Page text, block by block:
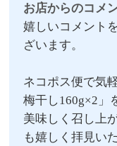
お店からのコメ
嬉しいコメント
ざいます。
ネコポス便で気
梅干し160g×2」
美味しく召し上
も嬉しく拝見い